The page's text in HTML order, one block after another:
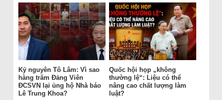
Kỷ nguyên Tô Lâm: Vì sao
hàng trăm Đảng Viên
ĐCSVN lại ủng hộ Nhà báo
Lê Trung Khoa?
Quốc hội họp „không
thường lệ“: Liệu có thể
nâng cao chất lượng làm
luật?